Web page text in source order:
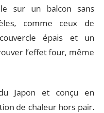
sur un balcon sans
comme ceux de
épais et un
l’effet four, même
Japon et conçu en
de chaleur hors pair.